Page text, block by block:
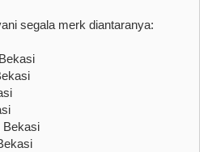
segala merk diantaranya:
Bekasi